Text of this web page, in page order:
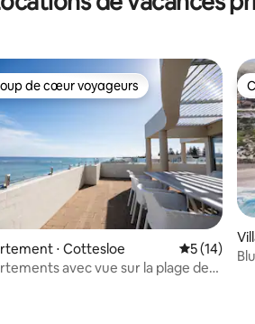
de cœur voyageurs les plus appréciés
de cœur voyageurs
⋅ Cottesloe Évaluation
5 (14)
avec vue sur la plage de